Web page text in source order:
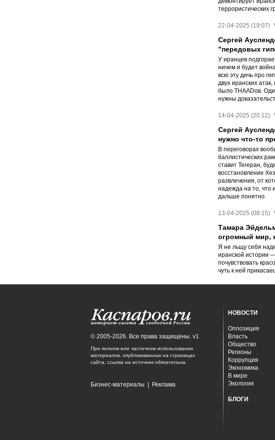
террористических
22-04-2025 (19:07)
Сергей
"передовых
У иранцев
ничем и будет
всю эту дичь про
двух иранских
было THAADов.
нужны
14-04-2025 (20:12)
Сергей
нужно что-то
В переговорах
баллистических
ставит Тегеран,
восстановление
развлечения, от
надежда на то, что
дальше понятно.
13-04-2025 (08:15)
Тамара
огромный мир,
Я не льщу себя
иранской истории
почувствовать
чуть к ней
© 2005-2026. Все права защищены. v1
При полном или частичном использовании
материалов, опубликованных на страницах
сайта, ссылка на источник обязательна.
Бизнес-материалы Реклама
НОВОСТИ
Оппозиция
Власть
Общество
Регионы
Коррупция
Экономика
В мире
Экология
БЛОГИ